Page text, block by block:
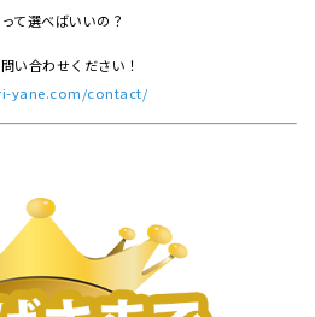
て選べばいいの？
合わせください！
yane.com/contact/